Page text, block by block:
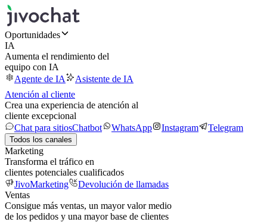
Oportunidades
IA
Aumenta el rendimiento del
equipo con IA
Agente de IA
Asistente de IA
Atención al cliente
Crea una experiencia de atención al
cliente excepcional
Chat para sitiosChatbot WhatsApp Instagram Telegram
Todos los canales
Marketing
Transforma el tráfico en
clientes potenciales cualificados
JivoMarketing
Devolución de llamadas
Ventas
Consigue más ventas, un mayor valor medio
de los pedidos y una mayor base de clientes